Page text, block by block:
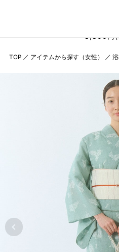
8,800円(
TOP ／ アイテムから探す（女性） ／